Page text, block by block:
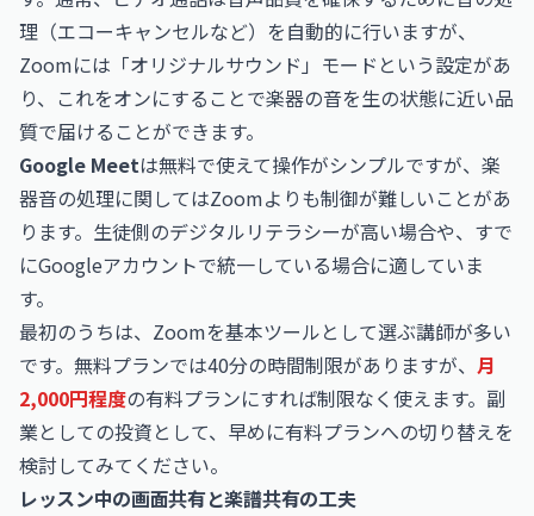
理（エコーキャンセルなど）を自動的に行いますが、
Zoomには「オリジナルサウンド」モードという設定があ
り、これをオンにすることで楽器の音を生の状態に近い品
質で届けることができます。
Google Meetは無料で使えて操作がシンプルですが、楽
器音の処理に関してはZoomよりも制御が難しいことがあ
ります。生徒側のデジタルリテラシーが高い場合や、すで
にGoogleアカウントで統一している場合に適していま
す。
最初のうちは、Zoomを基本ツールとして選ぶ講師が多い
です。無料プランでは40分の時間制限がありますが、 月
2,000円程度の有料プランにすれば制限なく使えます。副
業としての投資として、早めに有料プランへの切り替えを
検討してみてください。
レッスン中の画面共有と楽譜共有の工夫